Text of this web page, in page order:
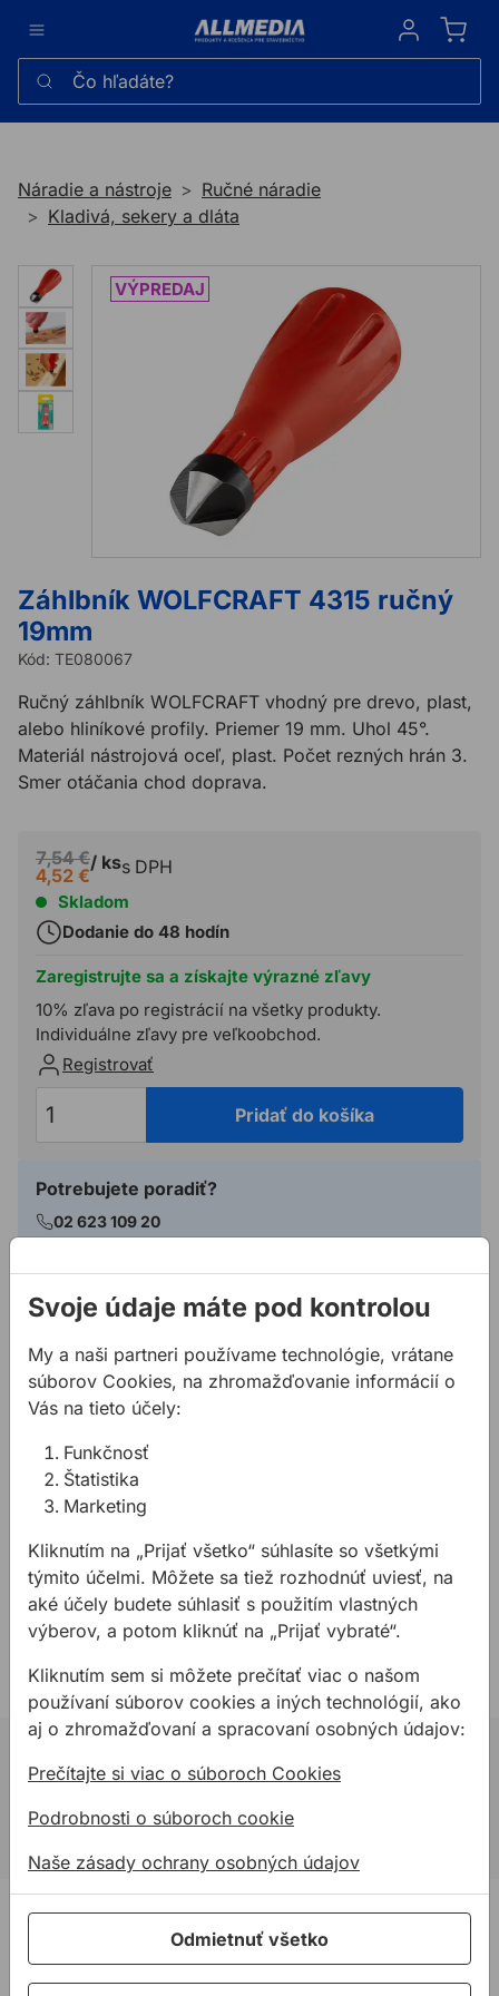
Sign in
Čo hľadáte?
Náradie a nástroje
Ručné náradie
Kladivá, sekery a dláta
Záhlbník WOLFCRAFT 4315 ručný
19mm
Kód: TE080067
Ručný záhlbník WOLFCRAFT vhodný pre drevo, plast,
alebo hliníkové profily. Priemer 19 mm. Uhol 45°.
Materiál nástrojová oceľ, plast. Počet rezných hrán 3.
Smer otáčania chod doprava.
7,54 €
4,52 €
/ kss DPH
Skladom
Dodanie do 48 hodín
Zaregistrujte sa a získajte výrazné zľavy
10% zľava po registrácií na všetky produkty.
Individuálne zľavy pre veľkoobchod.
Registrovať
Pridať do košíka
Potrebujete poradiť?
02 623 109 20
Popis
Vlastnosti:
Vhodný pre drevo, plast, alebo hliníkové profily
Technické parametre:
Uhol: 45°
Materiál: nástrojová oceľ, plast
Počet rezných hrán: 3
Smer otáčania: chod vpravo
allmediasro (po-ne 7-22 h)
Konštrukčné tepelnoizolačné dosky
Kotviaca a pripevňovacia technika
Svoje údaje máte pod kontrolou
My a naši partneri používame technológie, vrátane
súborov Cookies, na zhromažďovanie informácií o
Vás na tieto účely:
Funkčnosť
Štatistika
Marketing
Kliknutím na „Prijať všetko“ súhlasíte so všetkými
týmito účelmi. Môžete sa tiež rozhodnúť uviesť, na
aké účely budete súhlasiť s použitím vlastných
výberov, a potom kliknúť na „Prijať vybraté“.
Kliknutím sem si môžete prečítať viac o našom
používaní súborov cookies a iných technológií, ako
aj o zhromažďovaní a spracovaní osobných údajov:
Prečítajte si viac o súboroch Cookies
Podrobnosti o súboroch cookie
Naše zásady ochrany osobných údajov
Odmietnuť všetko